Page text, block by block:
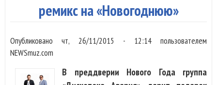
ремикс на «Новогоднюю»
Опубликованочт, 26/11/2015 - 12:14пользователем
NEWSmuz.com
В преддверии Нового Года группа